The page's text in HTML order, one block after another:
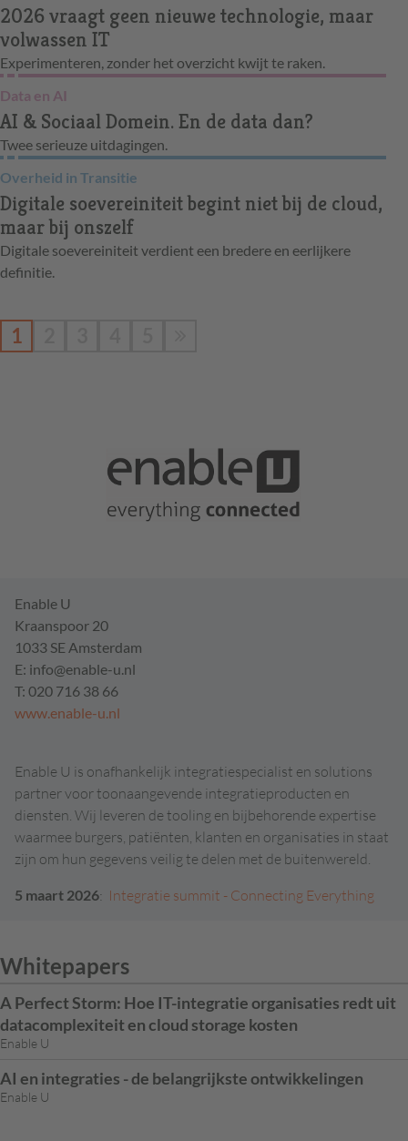
2026 vraagt geen nieuwe technologie, maar
volwassen IT
Experimenteren, zonder het overzicht kwijt te raken.
Data en AI
AI & Sociaal Domein. En de data dan?
Twee serieuze uitdagingen.
Overheid in Transitie
Digitale soevereiniteit begint niet bij de cloud,
maar bij onszelf
Digitale soevereiniteit verdient een bredere en eerlijkere
definitie.
1
Enable U
Kraanspoor 20
1033 SE Amsterdam
E: info@enable-u.nl
T: 020 716 38 66
www.enable-u.nl
Enable U is onafhankelijk integratiespecialist en solutions
partner voor toonaangevende integratieproducten en
diensten. Wij leveren de tooling en bijbehorende expertise
waarmee burgers, patiënten, klanten en organisaties in staat
zijn om hun gegevens veilig te delen met de buitenwereld.
5 maart 2026: Integratie summit - Connecting Everything
Whitepapers
A Perfect Storm: Hoe IT-integratie organisaties redt uit
datacomplexiteit en cloud storage kosten
Enable U
AI en integraties - de belangrijkste ontwikkelingen
Enable U